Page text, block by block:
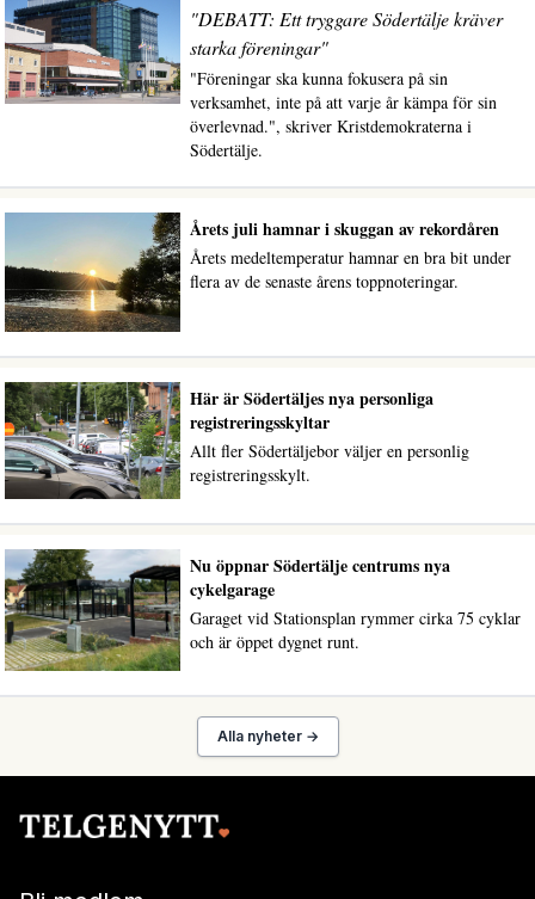
"DEBATT: Ett tryggare Södertälje kräver
starka föreningar"
"Föreningar ska kunna fokusera på sin
verksamhet, inte på att varje år kämpa för sin
överlevnad.", skriver Kristdemokraterna i
Södertälje.
Årets juli hamnar i skuggan av rekordåren
Årets medeltemperatur hamnar en bra bit under
flera av de senaste årens toppnoteringar.
Här är Södertäljes nya personliga
registreringsskyltar
Allt fler Södertäljebor väljer en personlig
registreringsskylt.
Nu öppnar Södertälje centrums nya
cykelgarage
Garaget vid Stationsplan rymmer cirka 75 cyklar
och är öppet dygnet runt.
Alla nyheter →